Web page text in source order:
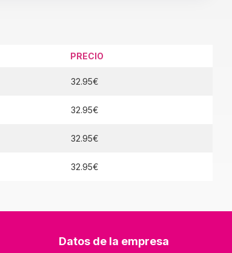
PRECIO
32.95€
32.95€
32.95€
32.95€
Datos de la empresa